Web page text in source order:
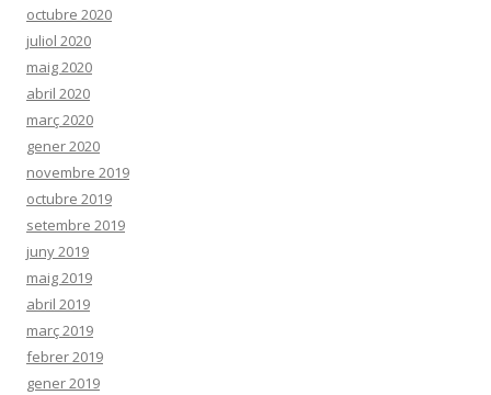
octubre 2020
juliol 2020
maig 2020
abril 2020
març 2020
gener 2020
novembre 2019
octubre 2019
setembre 2019
juny 2019
maig 2019
abril 2019
març 2019
febrer 2019
gener 2019